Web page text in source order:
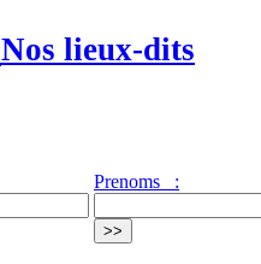
Nos lieux-dits
Prenoms :